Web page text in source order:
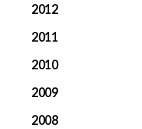
2012
2011
2010
2009
2008